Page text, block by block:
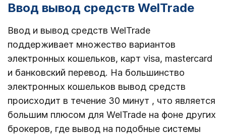
Ввод вывод средств WelTrade
Ввод и вывод средств WelTrade
поддерживает множество вариантов
электронных кошельков, карт visa, mastercard
и банковский перевод. На большинство
электронных кошельков вывод средств
происходит в течение 30 минут , что является
большим плюсом для WelTrade на фоне других
брокеров, где вывод на подобные системы